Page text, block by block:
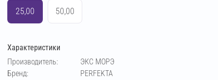
кремово-жёлтый
кремовый
25,00 50,00
Характеристики
Производитель:
ЭКС МОРЭ
Бренд:
PERFEKTA